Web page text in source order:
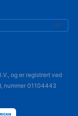
og er registrert ved
nummer 01104443